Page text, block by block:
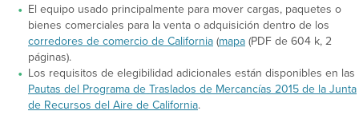
El equipo usado principalmente para mover cargas, paquetes o
bienes comerciales para la venta o adquisición dentro de los
corredores de comercio de California(mapa(PDF de 604 k, 2
páginas).
Los requisitos de elegibilidad adicionales están disponibles en las
Pautas del Programa de Traslados de Mercancías 2015 de la Junta
de Recursos del Aire de California.